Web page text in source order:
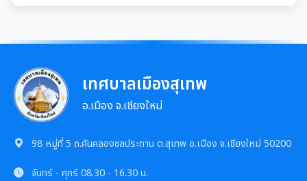
งานป้องกันและบรรเทาสาธารณภัย
เทศบาลเมืองสุเทพ
อ.เมือง จ.เชียงใหม่
98 หมู่ที่ 5 ถ.คันคลองชลประทาน ต.สุเทพ อ.เมือง จ.เชียงใหม่ 50200
จันทร์ - ศุกร์08.30 - 16.30 น.